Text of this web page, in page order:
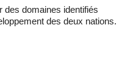
des domaines identifiés
des deux nations.